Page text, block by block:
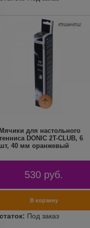
Мячики для настольного
DONIC 2T-CLUB, 6
шт, 40 мм оранжевый
530 руб.